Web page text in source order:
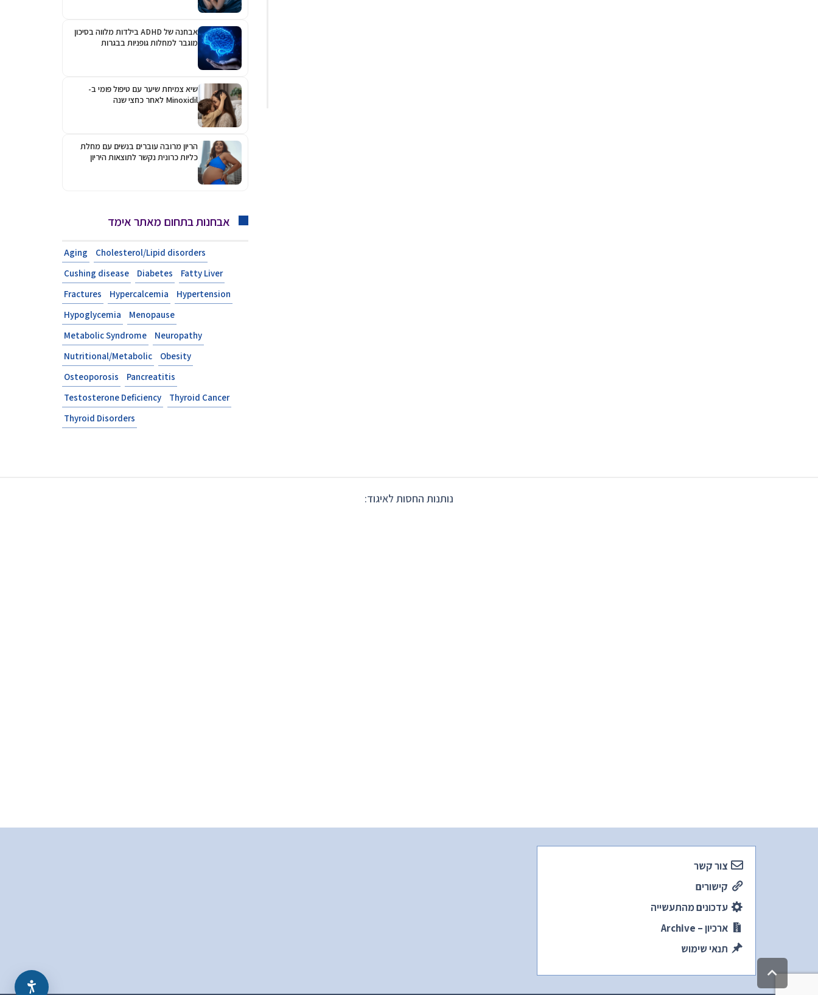
אבחנה של ADHD בילדות מלווה בסיכון
מוגבר למחלות גופניות בבגרות
שיא צמיחת שיער עם טיפול פומי ב-
Minoxidil לאחר כחצי שנה
הריון מרובה עוברים בנשים עם מחלת
כליות כרונית נקשר לתוצאות היריון
אבחנות בתחום מאתר אימד
Aging
Cholesterol/Lipid disorders
Cushing disease
Diabetes
Fatty Liver
Fractures
Hypercalcemia
Hypertension
Hypoglycemia
Menopause
Metabolic Syndrome
Neuropathy
Nutritional/Metabolic
Obesity
Osteoporosis
Pancreatitis
Testosterone Deficiency
Thyroid Cancer
Thyroid Disorders
נותנות החסות לאיגוד:
צור קשר
קישורים
עדכונים מהתעשייה
ארכיון – Archive
תנאי שימוש
גלילה
לראש